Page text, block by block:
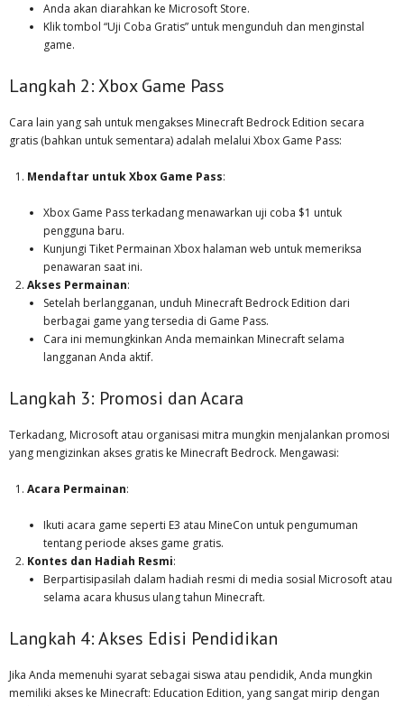
Anda akan diarahkan ke Microsoft Store.
Klik tombol “Uji Coba Gratis” untuk mengunduh dan menginstal
game.
Langkah 2: Xbox Game Pass
Cara lain yang sah untuk mengakses Minecraft Bedrock Edition secara
gratis (bahkan untuk sementara) adalah melalui Xbox Game Pass:
Mendaftar untuk Xbox Game Pass:
Xbox Game Pass terkadang menawarkan uji coba $1 untuk
pengguna baru.
Kunjungi Tiket Permainan Xbox halaman web untuk memeriksa
penawaran saat ini.
Akses Permainan:
Setelah berlangganan, unduh Minecraft Bedrock Edition dari
berbagai game yang tersedia di Game Pass.
Cara ini memungkinkan Anda memainkan Minecraft selama
langganan Anda aktif.
Langkah 3: Promosi dan Acara
Terkadang, Microsoft atau organisasi mitra mungkin menjalankan promosi
yang mengizinkan akses gratis ke Minecraft Bedrock. Mengawasi:
Acara Permainan:
Ikuti acara game seperti E3 atau MineCon untuk pengumuman
tentang periode akses game gratis.
Kontes dan Hadiah Resmi:
Berpartisipasilah dalam hadiah resmi di media sosial Microsoft atau
selama acara khusus ulang tahun Minecraft.
Langkah 4: Akses Edisi Pendidikan
Jika Anda memenuhi syarat sebagai siswa atau pendidik, Anda mungkin
memiliki akses ke Minecraft: Education Edition, yang sangat mirip dengan